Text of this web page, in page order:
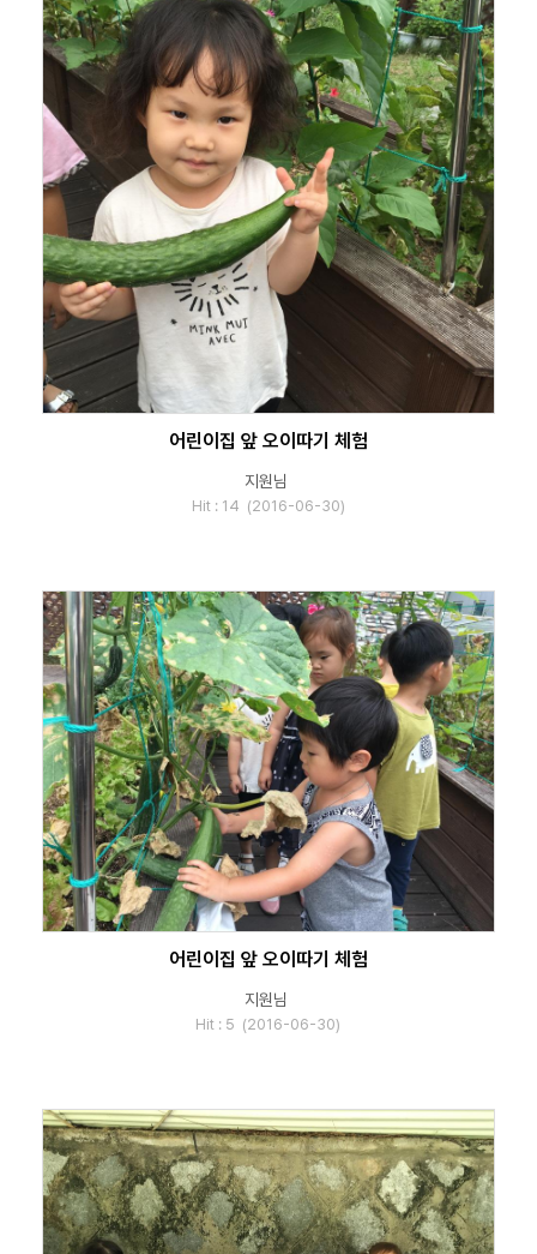
어린이집 앞 오이따기 체험
지원님
Hit : 14 (2016-06-30)
어린이집 앞 오이따기 체험
지원님
Hit : 5 (2016-06-30)